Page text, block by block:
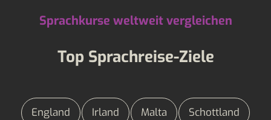
Sprachkurse weltweit vergleichen
Top Sprachreise-Ziele
England Irland Malta Schottland